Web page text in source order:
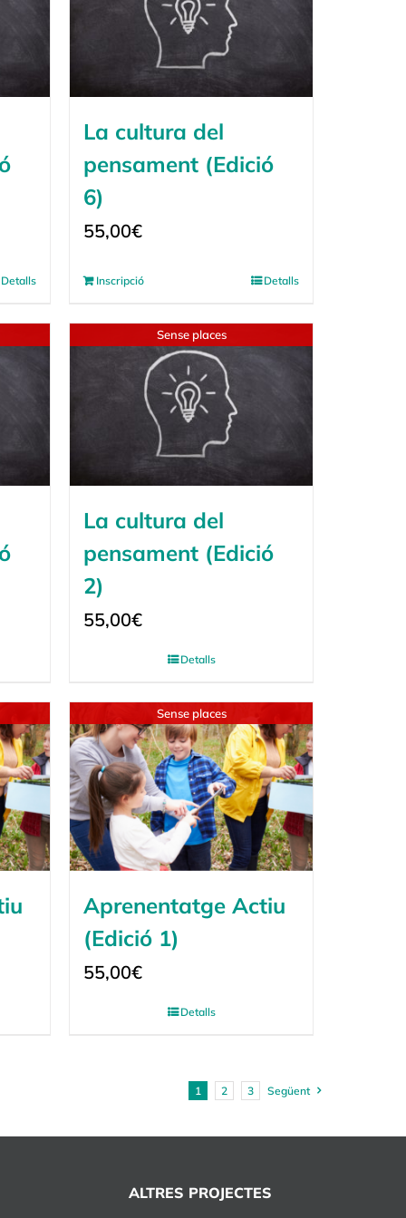
Detalls
La cultura del
pensament (Edició
6)
55,00€
Inscripció Detalls
Sense places
La cultura del
pensament (Edició
2)
55,00€
Detalls
Sense places
Aprenentatge Actiu
(Edició 1)
55,00€
Detalls
1 2 3 Següent
ALTRES PROJECTES